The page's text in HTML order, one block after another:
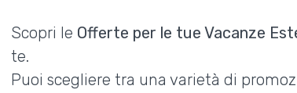
Scopri le Offerte per le tue Vacanze
te.
Puoi scegliere tra una varietà di